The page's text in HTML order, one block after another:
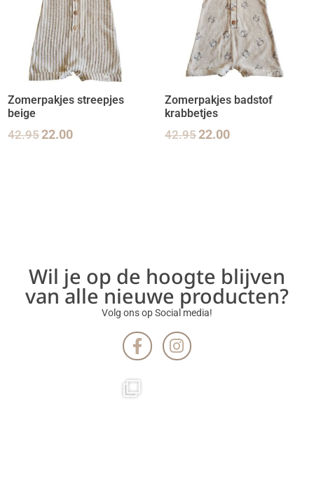
Zomerpakjes streepjes
beige
42.9522.00
Zomerpakjes badstof
krabbetjes
42.9522.00
Wil je op de hoogte blijven
van alle nieuwe producten?
Volg ons op Social media!